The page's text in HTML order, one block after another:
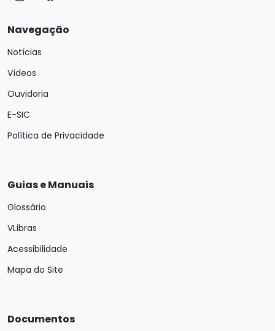
Navegação
Notícias
Vídeos
Ouvidoria
E-SIC
Política de Privacidade
Guias e Manuais
Glossário
VLibras
Acessibilidade
Mapa do Site
Documentos